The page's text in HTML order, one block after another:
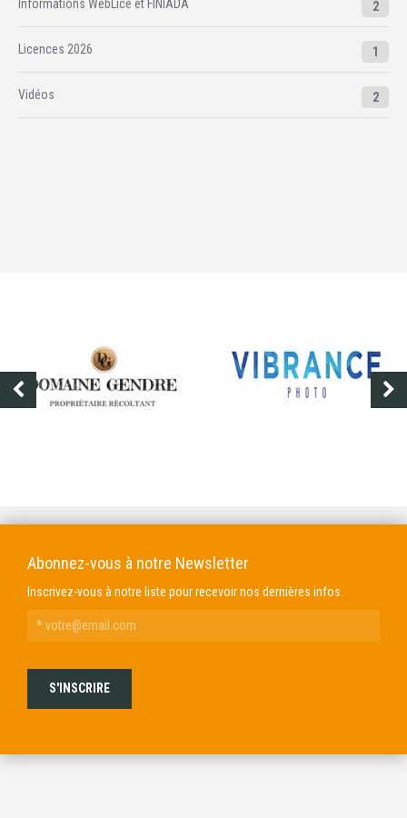
Informations WebLice et FINIADA 2
Licences 2026 1
Vidéos 2
Abonnez-vous à notre Newsletter
Inscrivez-vous à notre liste pour recevoir nos dernières infos.